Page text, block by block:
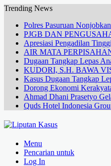
Trending News
Polres Pasuruan
PJGB DAN
Apresiasi Pengadilan
AIR MATA
Dugaan Tangkap Lepas
KUDORI, S.H. BAWA
Kasus Dugaan Tangkap
Dorong Ekonomi
Ahmad Dhani Prasetyo
Quds Hotel Indonesia
Menu
Pencarian untuk
Log In